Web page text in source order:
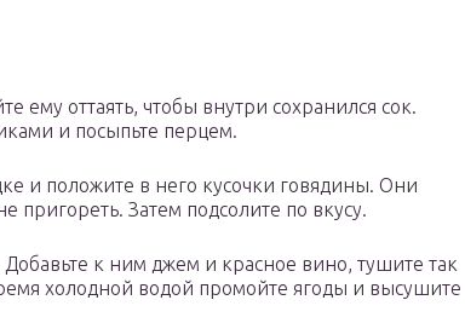
ему оттаять, чтобы внутри сохранился сок.
и посыпьте перцем.
и положите в него кусочки говядины. Они
пригореть. Затем подсолите по вкусу.
к ним джем и красное вино, тушите так
холодной водой промойте ягоды и высушите